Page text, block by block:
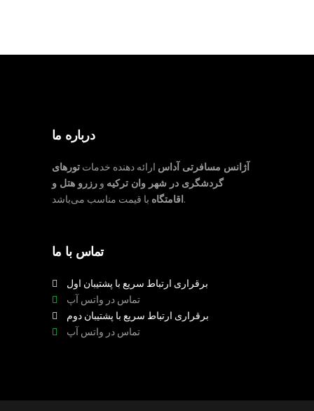
درباره ما
آژانس مسافرتی آداس ارائه دهنده خدماتتورهای
گردشگری در شهر وان ترکیه ورزرو هتل و
اقامتگاهبا قیمت مناسب می‌باشد.
تماس با ما
برقراری ارتباط سریع با پشتیبان اول
تماس در واتس آپ
برقراری ارتباط سریع با پشتیبان دوم
تماس در واتس آپ